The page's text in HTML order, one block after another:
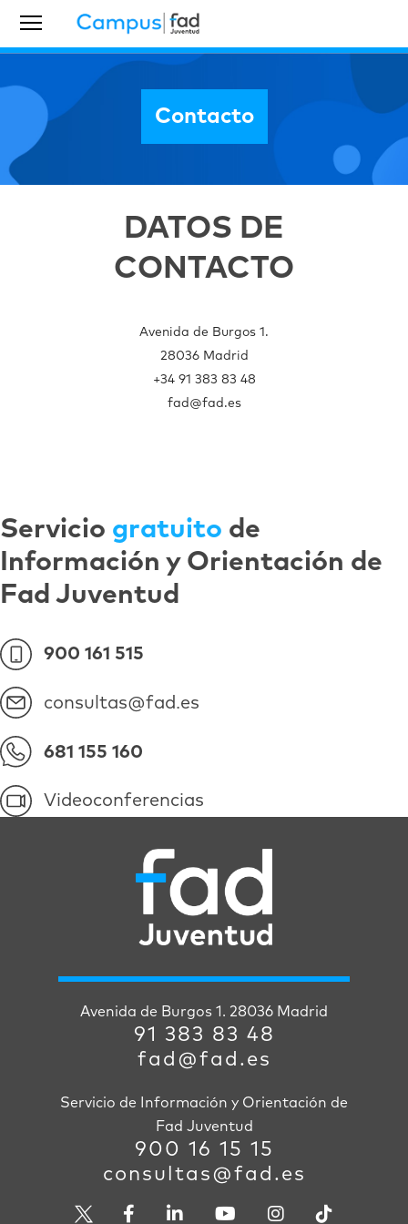
Contacto
DATOS DE
CONTACTO
Avenida de Burgos 1.
28036 Madrid
+34 91 383 83 48
fad@fad.es
Servicio gratuito de
Información y Orientación de
Fad Juventud
900 161 515
consultas@fad.es
681 155 160
Videoconferencias
Avenida de Burgos 1. 28036 Madrid
91 383 83 48
fad@fad.es
Servicio de Información y Orientación de
Fad Juventud
900 16 15 15
consultas@fad.es